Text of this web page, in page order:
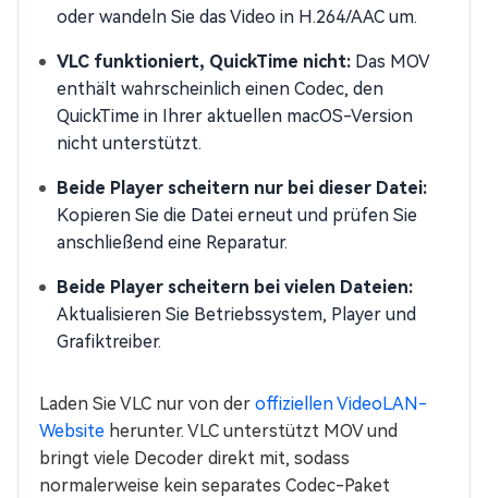
oder wandeln Sie das Video in H.264/AAC um.
VLC funktioniert, QuickTime nicht: Das MOV
enthält wahrscheinlich einen Codec, den
QuickTime in Ihrer aktuellen macOS-Version
nicht unterstützt.
Beide Player scheitern nur bei dieser Datei:
Kopieren Sie die Datei erneut und prüfen Sie
anschließend eine Reparatur.
Beide Player scheitern bei vielen Dateien:
Aktualisieren Sie Betriebssystem, Player und
Grafiktreiber.
Laden Sie VLC nur von der offiziellen VideoLAN-
Website herunter. VLC unterstützt MOV und
bringt viele Decoder direkt mit, sodass
normalerweise kein separates Codec-Paket